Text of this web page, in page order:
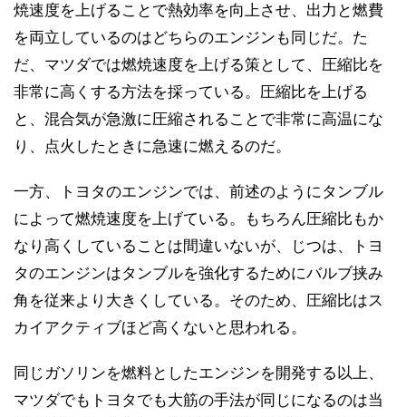
焼速度を上げることで熱効率を向上させ、出力と燃費
を両立しているのはどちらのエンジンも同じだ。た
だ、マツダでは燃焼速度を上げる策として、圧縮比を
非常に高くする方法を採っている。圧縮比を上げる
と、混合気が急激に圧縮されることで非常に高温にな
り、点火したときに急速に燃えるのだ。
一方、トヨタのエンジンでは、前述のようにタンブル
によって燃焼速度を上げている。もちろん圧縮比もか
なり高くしていることは間違いないが、じつは、トヨ
タのエンジンはタンブルを強化するためにバルブ挟み
角を従来より大きくしている。そのため、圧縮比はス
カイアクティブほど高くないと思われる。
同じガソリンを燃料としたエンジンを開発する以上、
マツダでもトヨタでも大筋の手法が同じになるのは当